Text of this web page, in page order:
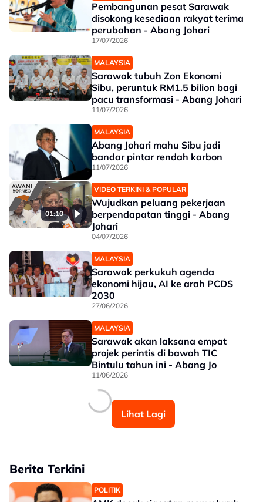
Pembangunan pesat Sarawak
disokong kesediaan rakyat terima
perubahan - Abang Johari
17/07/2026
MALAYSIA
Sarawak tubuh Zon Ekonomi
Sibu, peruntuk RM1.5 bilion bagi
pacu transformasi - Abang Johari
11/07/2026
MALAYSIA
Abang Johari mahu Sibu jadi
bandar pintar rendah karbon
11/07/2026
01:10
VIDEO TERKINI & POPULAR
Wujudkan peluang pekerjaan
berpendapatan tinggi - Abang
Johari
04/07/2026
MALAYSIA
Sarawak perkukuh agenda
ekonomi hijau, AI ke arah PCDS
2030
27/06/2026
MALAYSIA
Sarawak akan laksana empat
projek perintis di bawah TIC
Bintulu tahun ini - Abang Jo
11/06/2026
Lihat Lagi
Berita Terkini
POLITIK